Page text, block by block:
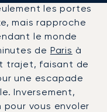
les portes
mais rapproche
le monde
de Paris à
trajet, faisant de
une escapade
Inversement,
vous envoler